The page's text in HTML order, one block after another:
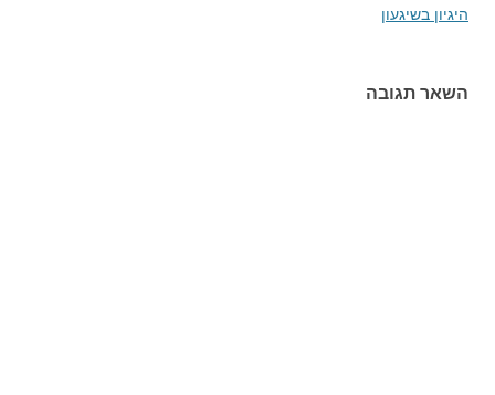
היגיון בשיגעון
השאר תגובה